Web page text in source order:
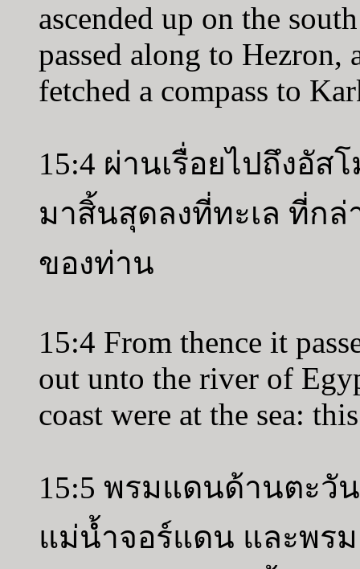
ascended up on the
passed along to Hezron,
fetched a compass to
15:4 ผ่านเรื่อยไปถึงอั
มาสิ้นสุดลงที่ทะเล ที่ก
ของท่าน
15:4 From thence it
out unto the river of
coast were at the sea:
15:5 พรมแดนด้านตะวั
แม่น้ำจอร์แดน และพร